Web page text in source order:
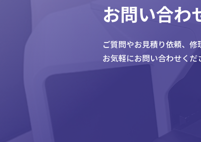
お問い合わ
ご質問やお見積り依頼、 修
お気軽にお問い合わせくだ